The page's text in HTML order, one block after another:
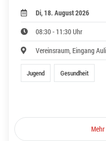
Di, 18. August 2026
08:30 - 11:30 Uhr
Vereinsraum, Eingang
Jugend Gesundheit